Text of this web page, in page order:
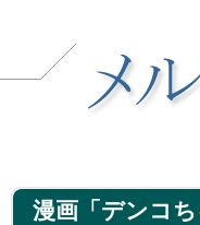
漫画「デンコ